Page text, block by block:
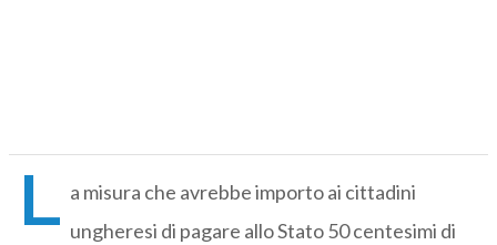
L a misura che avrebbe importo ai cittadini
ungheresi di pagare allo Stato 50 centesimi di